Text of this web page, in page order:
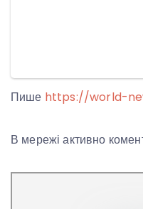
Пише https://world-
В мережі активно